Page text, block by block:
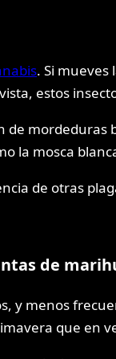
. Si
estos
la mosca
de otras
de
y menos
que en